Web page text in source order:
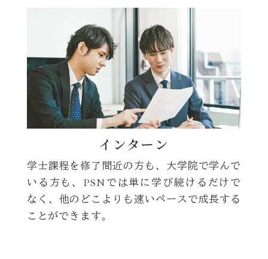
インターン
学士課程を修了間近の方も、大学院で学んで
いる方も、PSNでは単に学び続けるだけで
なく、他のどこよりも速いペースで成長する
ことができます。